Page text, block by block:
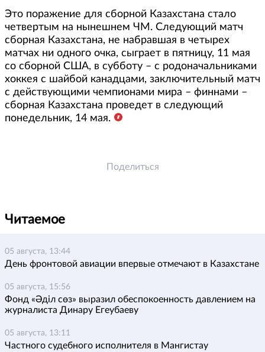
Это поражение для сборной Казахстана стало
четвертым на нынешнем ЧМ. Следующий матч
сборная Казахстана, не набравшая в четырех
матчах ни одного очка, сыграет в пятницу, 11 мая
со сборной США, в субботу – с родоначальниками
хоккея с шайбой канадцами, заключительный матч
с действующими чемпионами мира – финнами –
сборная Казахстана проведет в следующий
понедельник, 14 мая.
Поделиться
Читаемое
05 августа, 13:44
День фронтовой авиации впервые отмечают в Казахстане
05 августа, 15:56
Фонд «Әділ сөз» выразил обеспокоенность давлением на
журналиста Динару Егеубаеву
05 августа, 13:11
Частного судебного исполнителя в Мангистау